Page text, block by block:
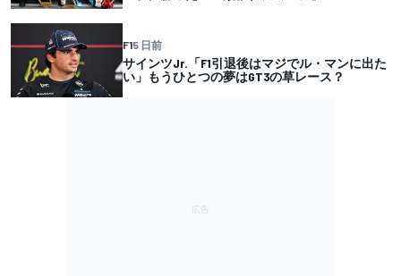
F15 日前
サインツJr.「F1引退後はマジでル・マンに出た
い」もうひとつの夢はGT3の草レース？